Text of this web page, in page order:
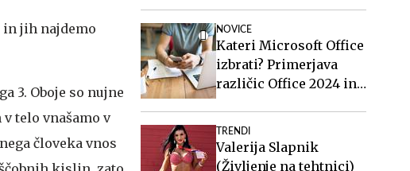
in jih najdemo
3. Oboje so nujne
telo vnašamo v
človeka vnos
NOVICE
Kateri Microsoft Office
izbrati? Primerjava
različic Office 2024 in
TRENDI
Valerija Slapnik
(Življenje na tehtnici)